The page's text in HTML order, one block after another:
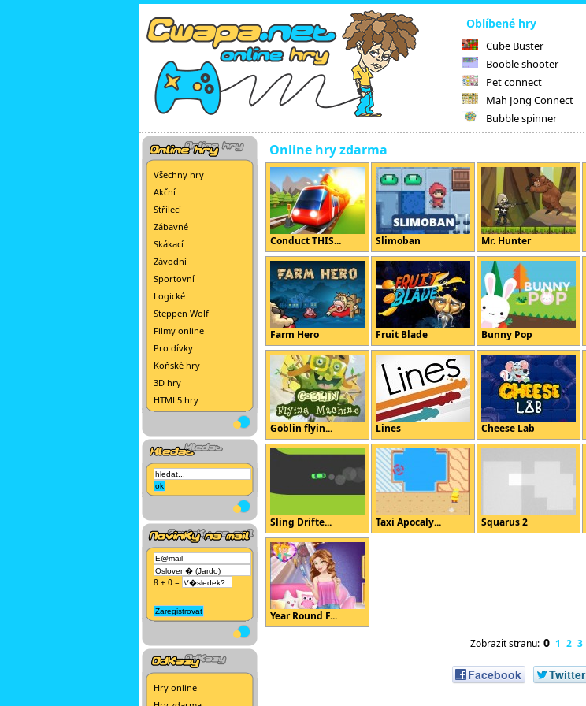
Oblíbené hry
Cube Buster
Booble shooter
Pet connect
Mah Jong Connect
Bubble spinner
Všechny hry
Akční
Střílecí
Zábavné
Skákací
Závodní
Sportovní
Logické
Steppen Wolf
Filmy online
Pro dívky
Koňské hry
3D hry
HTML5 hry
8 + 0 =
Hry online
Online hry zdarma
Conduct THIS... Slimoban Mr. Hunter
Farm Hero Fruit Blade Bunny Pop
Goblin flyin... Lines Cheese Lab
Sling Drifte... Taxi Apocaly... Squarus 2
Year Round F...
Zobrazit stranu: 0 1 2 3
Facebook Twitter